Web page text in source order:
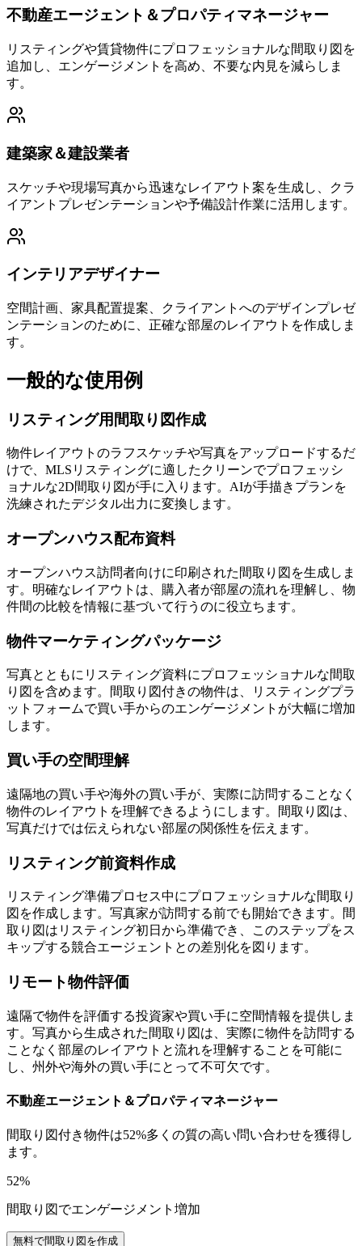
不動産エージェント＆プロパティマネージャー
リスティングや賃貸物件にプロフェッショナルな間取り図を
追加し、エンゲージメントを高め、不要な内見を減らしま
す。
建築家＆建設業者
スケッチや現場写真から迅速なレイアウト案を生成し、クラ
イアントプレゼンテーションや予備設計作業に活用します。
インテリアデザイナー
空間計画、家具配置提案、クライアントへのデザインプレゼ
ンテーションのために、正確な部屋のレイアウトを作成しま
す。
一般的な使用例
リスティング用間取り図作成
物件レイアウトのラフスケッチや写真をアップロードするだ
けで、MLSリスティングに適したクリーンでプロフェッシ
ョナルな2D間取り図が手に入ります。AIが手描きプランを
洗練されたデジタル出力に変換します。
オープンハウス配布資料
オープンハウス訪問者向けに印刷された間取り図を生成しま
す。明確なレイアウトは、購入者が部屋の流れを理解し、物
件間の比較を情報に基づいて行うのに役立ちます。
物件マーケティングパッケージ
写真とともにリスティング資料にプロフェッショナルな間取
り図を含めます。間取り図付きの物件は、リスティングプラ
ットフォームで買い手からのエンゲージメントが大幅に増加
します。
買い手の空間理解
遠隔地の買い手や海外の買い手が、実際に訪問することなく
物件のレイアウトを理解できるようにします。間取り図は、
写真だけでは伝えられない部屋の関係性を伝えます。
リスティング前資料作成
リスティング準備プロセス中にプロフェッショナルな間取り
図を作成します。写真家が訪問する前でも開始できます。間
取り図はリスティング初日から準備でき、このステップをス
キップする競合エージェントとの差別化を図ります。
リモート物件評価
遠隔で物件を評価する投資家や買い手に空間情報を提供しま
す。写真から生成された間取り図は、実際に物件を訪問する
ことなく部屋のレイアウトと流れを理解することを可能に
し、州外や海外の買い手にとって不可欠です。
不動産エージェント＆プロパティマネージャー
間取り図付き物件は52%多くの質の高い問い合わせを獲得し
ます。
52%
間取り図でエンゲージメント増加
無料で間取り図を作成